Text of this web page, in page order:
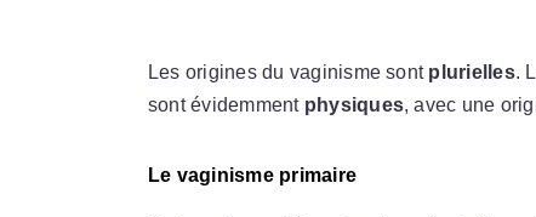
Les origines du vaginisme sont plurielles.
sont évidemment physiques, avec une
Le vaginisme primaire